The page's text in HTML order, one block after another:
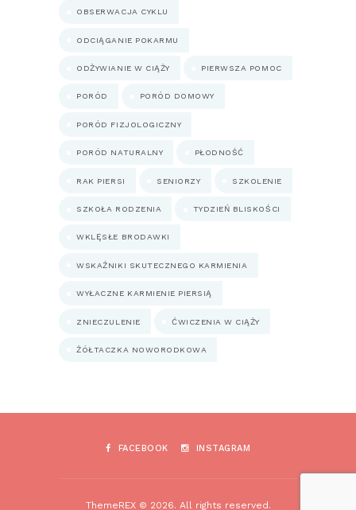
OBSERWACJA CYKLU
ODCIĄGANIE POKARMU
ODŻYWIANIE W CIĄŻY PIERWSZA POMOC
PORÓD PORÓD DOMOWY
PORÓD FIZJOLOGICZNY
PORÓD NATURALNY PŁODNOŚĆ
RAK PIERSI SENIORZY SZKOLENIE
SZKOŁA RODZENIA TYDZIEŃ BLISKOŚCI
WKLĘSŁE BRODAWKI
WSKAŹNIKI SKUTECZNEGO KARMIENIA
WYŁACZNE KARMIENIE PIERSIĄ
ZNIECZULENIE ĆWICZENIA W CIĄŻY
ŻÓŁTACZKA NOWORODKOWA
FACEBOOK INSTAGRAM
ThemeREX © 2026. All rights reserved.